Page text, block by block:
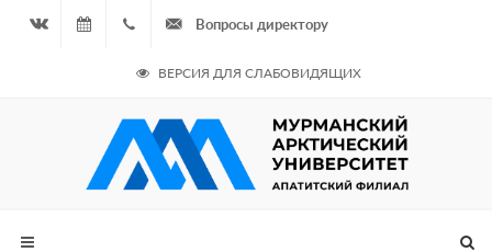
06.08.2026
- Чётная
неделя
964
687
Вопросы директору
ВЕРСИЯ ДЛЯ СЛАБОВИДЯЩИХ